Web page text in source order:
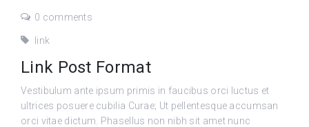
0 comments
link
Link Post Format
Vestibulum ante ipsum primis in faucibus orci luctus et
ultrices posuere cubilia Curae; Ut pellentesque accumsan
orci vitae dictum. Phasellus non nibh sit amet nunc